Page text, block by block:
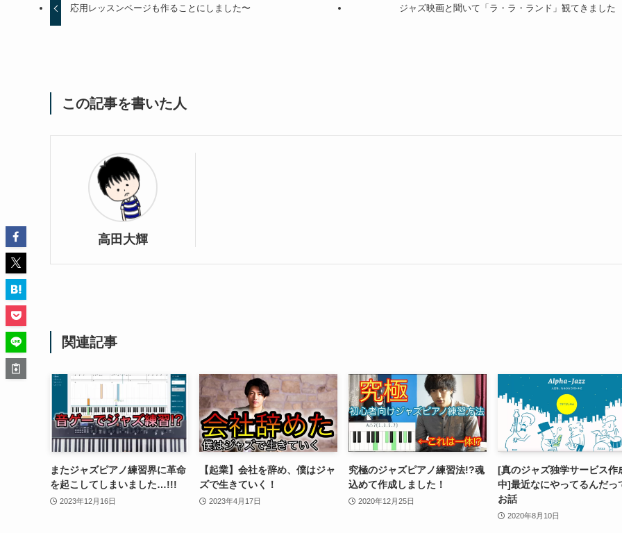
応用レッスンページも作ることにしました〜 ジャズ映画と聞いて「ラ・ラ・ランド」観てきました
この記事を書いた人
高田大輝
関連記事
またジャズピアノ練習界に革命
を起こしてしまいました…!!!
2023年12月16日
【起業】会社を辞め、僕はジャ
ズで生きていく！
2023年4月17日
究極のジャズピアノ練習法!?魂
込めて作成しました！
2020年12月25日
[真のジャズ独学サービス作
中]最近なにやってるんだっ
お話
2020年8月10日